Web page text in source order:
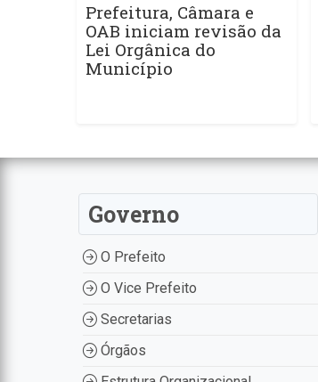
Prefeitura, Câmara e
OAB iniciam revisão da
Lei Orgânica do
Município
Governo
O Prefeito
O Vice Prefeito
Secretarias
Órgãos